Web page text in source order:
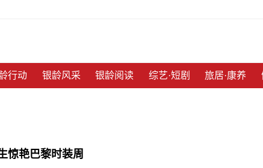
行动 银龄风采 银龄阅读 综艺·短剧 旅居·康养
惊艳巴黎时装周